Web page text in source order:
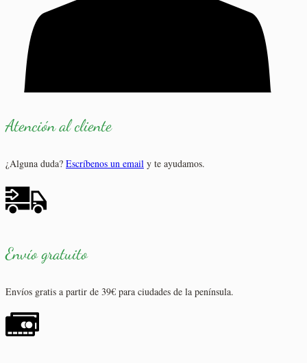
Atención al cliente
¿Alguna duda? Escríbenos un email y te ayudamos.
Envío gratuito
Envíos gratis a partir de 39€ para ciudades de la península.